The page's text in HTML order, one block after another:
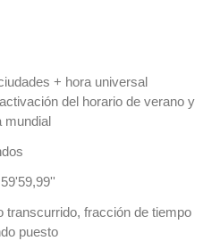
+ hora universal
del horario de verano y
mundial
transcurrido, fracción de tiempo
puesto